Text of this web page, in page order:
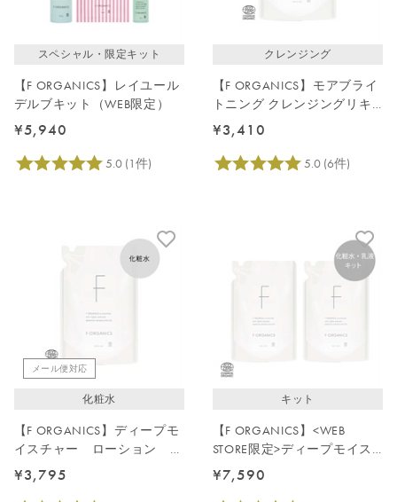
スペシャル・限定キット
【F ORGANICS】レイユール
デルブキット（WEB限定）
¥5,940
クレンジング
【F ORGANICS】モアブライ
トニング クレンジングリキ
ッド詰替え用140mL
¥3,410
メール便対応
化粧水
【F ORGANICS】ディープモ
イスチャー ローション 詰
替え用 140mL
¥3,795
キット
【F ORGANICS】<WEB
STORE限定>ディープモイス
チャーケアキット(詰替)
¥7,590